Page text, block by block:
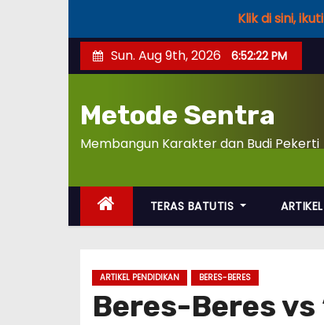
Klik di sini,
k
n
Sun. Aug 9th, 2026 6:52:23 PM
Metode Sentra
Membangun Karakter dan Budi Pekerti
TERAS BATUTIS
ARTIKEL PENDIDIKAN BERES-BERES
Beres-Beres vs